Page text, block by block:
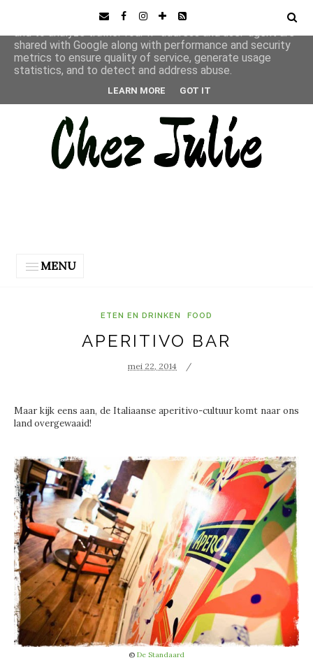
MENU
ETEN EN DRINKEN FOOD
APERITIVO BAR
mei 22, 2014
Maar kijk eens aan, de Italiaanse aperitivo-cultuur komt naar ons
land overgewaaid!
© De Standaard
This site uses cookies from Google to deliver its services
and to analyze traffic. Your IP address and user-agent are
shared with Google along with performance and security
metrics to ensure quality of service, generate usage
statistics, and to detect and address abuse.
LEARN MORE GOT IT